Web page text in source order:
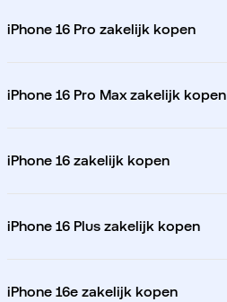
iPhone 16 Pro zakelijk kopen
iPhone 16 Pro Max zakelijk kopen
iPhone 16 zakelijk kopen
iPhone 16 Plus zakelijk kopen
iPhone 16e zakelijk kopen